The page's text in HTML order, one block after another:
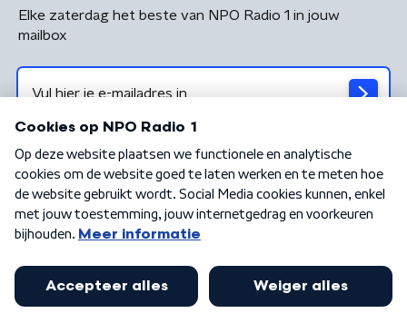
Elke zaterdag het beste van NPO Radio 1 in jouw
mailbox
Algemene voorwaarden